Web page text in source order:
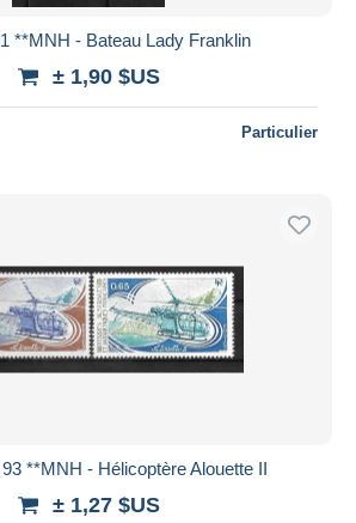
**MNH - Bateau Lady Franklin
± 1,90 $US
Particulier
**MNH - Hélicoptère Alouette II
± 1,27 $US